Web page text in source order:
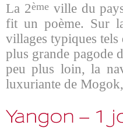
La 2èmeville du
fit un poème. Sur
villages typiques
plus grande pagode
peu plus loin, la
luxuriante de